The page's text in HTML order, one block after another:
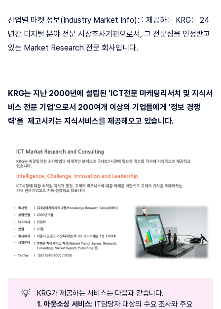
산업별 마켓 정보(Industry Market Info)를 제공하는 KRG는 24
년간 디지털 분야 전문 시장조사기관으로서, 그 전문성을 인정받고
있는 Market Research 전문 회사입니다.
KRG는 지난 2000년에 설립된 'ICT전문 마케팅리서치 및 지식서
비스 전문 기업'으로서 200여개 이상의 기업들에게 '정보 경쟁
력'을 제고시키는 지식서비스를 제공해오고 있습니다.
💡
KRG가 제공하는 서비스는 다음과 같습니다.
1. 아웃소싱 서비스: IT담당자 대상의 수요 조사와 주요